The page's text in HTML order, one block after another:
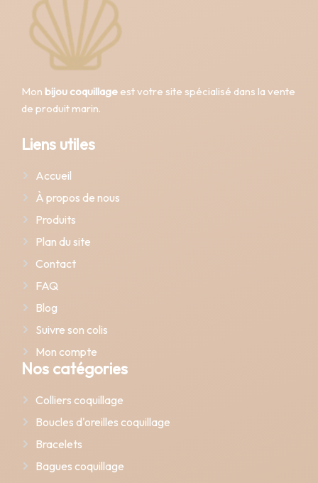
Mon bijou coquillage est votre site spécialisé dans la vente
de produit marin.
Liens utiles
Accueil
À propos de nous
Produits
Plan du site
Contact
FAQ
Blog
Suivre son colis
Mon compte
Nos catégories
Colliers coquillage
Boucles d'oreilles coquillage
Bracelets
Bagues coquillage